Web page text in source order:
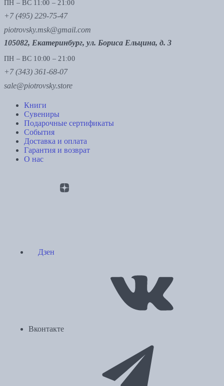
ПН – ВС 11:00 – 21:00
+7 (495) 229-75-47
piotrovsky.msk@gmail.com
105082, Екатеринбург, ул. Бориса Ельцина, д. 3
ПН – ВС 10:00 – 21:00
+7 (343) 361-68-07
sale@piotrovsky.store
Книги
Сувениры
Подарочные сертификаты
События
Доставка и оплата
Гарантия и возврат
О нас
Дзен
Вконтакте